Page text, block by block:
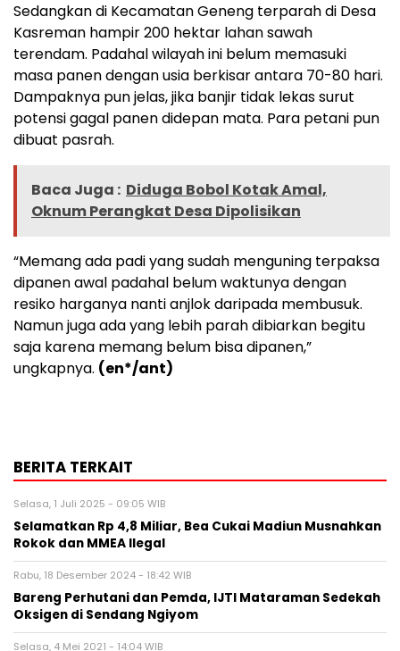
Sedangkan di Kecamatan Geneng terparah di Desa
Kasreman hampir 200 hektar lahan sawah
terendam. Padahal wilayah ini belum memasuki
masa panen dengan usia berkisar antara 70-80 hari.
Dampaknya pun jelas, jika banjir tidak lekas surut
potensi gagal panen didepan mata. Para petani pun
dibuat pasrah.
Baca Juga : Diduga Bobol Kotak Amal,
Oknum Perangkat Desa Dipolisikan
“Memang ada padi yang sudah menguning terpaksa
dipanen awal padahal belum waktunya dengan
resiko harganya nanti anjlok daripada membusuk.
Namun juga ada yang lebih parah dibiarkan begitu
saja karena memang belum bisa dipanen,”
ungkapnya. (en*/ant)
BERITA TERKAIT
Selasa, 1 Juli 2025 - 09:05 WIB
Selamatkan Rp 4,8 Miliar, Bea Cukai Madiun Musnahkan
Rokok dan MMEA Ilegal
Rabu, 18 Desember 2024 - 18:42 WIB
Bareng Perhutani dan Pemda, IJTI Mataraman Sedekah
Oksigen di Sendang Ngiyom
Selasa, 4 Mei 2021 - 14:04 WIB